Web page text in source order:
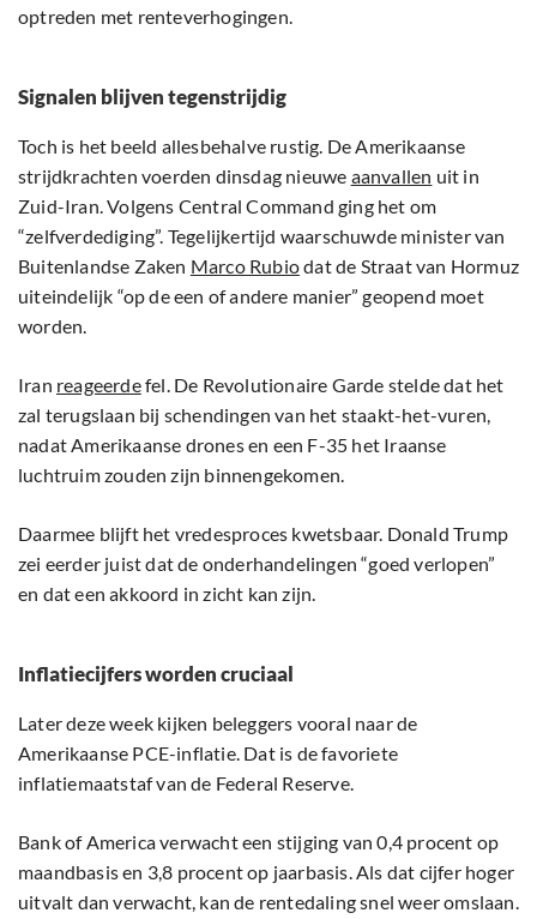
optreden met renteverhogingen.
Signalen blijven tegenstrijdig
Toch is het beeld allesbehalve rustig. De Amerikaanse
strijdkrachten voerden dinsdag nieuwe aanvallen uit in
Zuid-Iran. Volgens Central Command ging het om
“zelfverdediging”. Tegelijkertijd waarschuwde minister van
Buitenlandse Zaken Marco Rubiodat de Straat van Hormuz
uiteindelijk “op de een of andere manier” geopend moet
worden.
Iran reageerdefel. De Revolutionaire Garde stelde dat het
zal terugslaan bij schendingen van het staakt-het-vuren,
nadat Amerikaanse drones en een F-35 het Iraanse
luchtruim zouden zijn binnengekomen.
Daarmee blijft het vredesproces kwetsbaar. Donald Trump
zei eerder juist dat de onderhandelingen “goed verlopen”
en dat een akkoord in zicht kan zijn.
Inflatiecijfers worden cruciaal
Later deze week kijken beleggers vooral naar de
Amerikaanse PCE-inflatie. Dat is de favoriete
inflatiemaatstaf van de Federal Reserve.
Bank of America verwacht een stijging van 0,4 procent op
maandbasis en 3,8 procent op jaarbasis. Als dat cijfer hoger
uitvalt dan verwacht, kan de rentedaling snel weer omslaan.